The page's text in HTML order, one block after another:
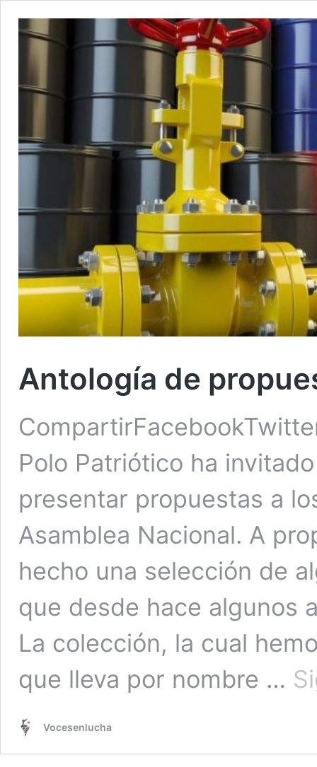
Antología de
Polo Patriótico ha
presentar propuestas a
Asamblea Nacional. A
hecho una selección de
que desde hace algunos
La colección, la cual
que lleva por nombre …
Vocesenlucha